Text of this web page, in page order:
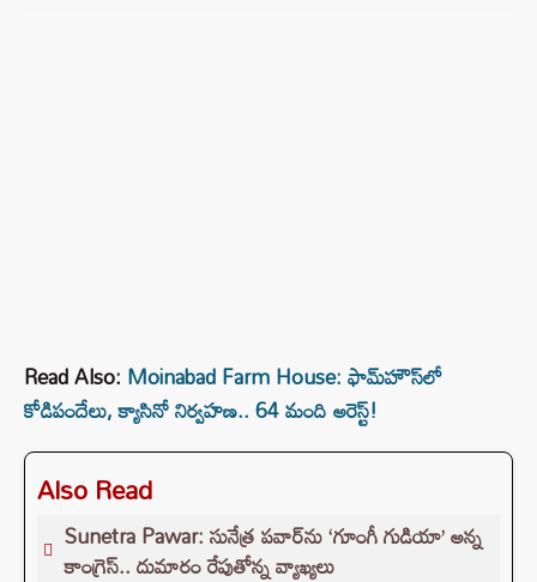
Read Also: Moinabad Farm House: ఫామ్‌హౌస్‌లో
కోడిపందేలు, క్యాసినో నిర్వహణ.. 64 మంది అరెస్ట్!
Also Read
Sunetra Pawar: సునేత్ర పవార్‌‌ను ‘గూంగీ గుడియా’ అన్న
కాంగ్రెస్.. దుమారం రేపుతోన్న వ్యాఖ్యలు